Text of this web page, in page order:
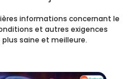
informations concernant le
et autres exigences
saine et meilleure.